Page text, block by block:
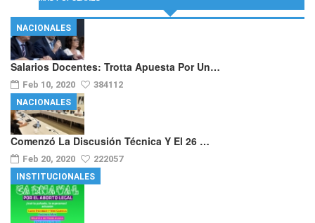
Salarios Docentes: Trotta Apuesta Por Un…
Feb 10, 2020 384112
NACIONALES
Comenzó La Discusión Técnica Y El 26 …
Feb 20, 2020 222057
NACIONALES
INSTITUCIONALES